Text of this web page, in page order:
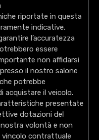
riportate in questa
indicative.
l’accuratezza
essere
non affidarsi
il nostro salone
potrebbe
acquistare il veicolo.
presentate
dotazioni del
volontà e non
contrattuale